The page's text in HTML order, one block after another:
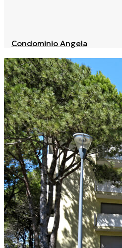
Condominio Angela